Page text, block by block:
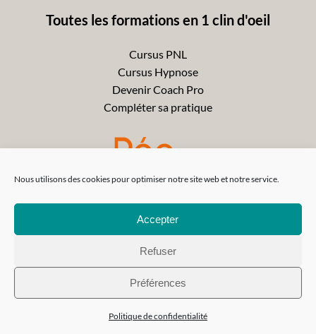
Nous utilisons des cookies pour optimiser notre site web et notre service.
Accepter
Refuser
Préférences
Politique de confidentialité
Toutes les formations en 1 clin d'oeil
Cursus PNL
Cursus Hypnose
Devenir Coach Pro
Compléter sa pratique